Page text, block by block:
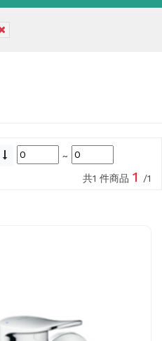
~
共1 件商品 1 /1